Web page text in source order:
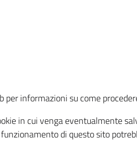
informazioni su come
in cui venga eventualmente
di questo sito